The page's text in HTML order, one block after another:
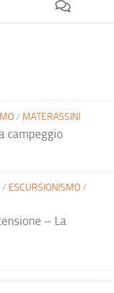
/ MATERASSINI
campeggio
/ ESCURSIONISMO/
– La